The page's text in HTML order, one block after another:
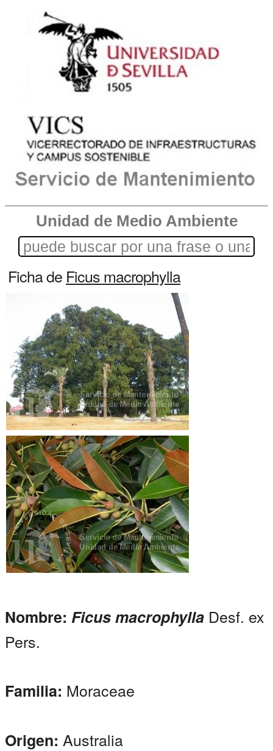
Unidad de Medio Ambiente
Ficha de Ficus macrophylla
Nombre: Ficus macrophylla Desf. ex
Pers.
Familia: Moraceae
Origen: Australia